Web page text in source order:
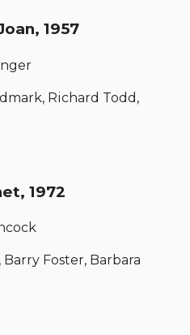
1957
Richard Todd,
1972
Foster, Barbara